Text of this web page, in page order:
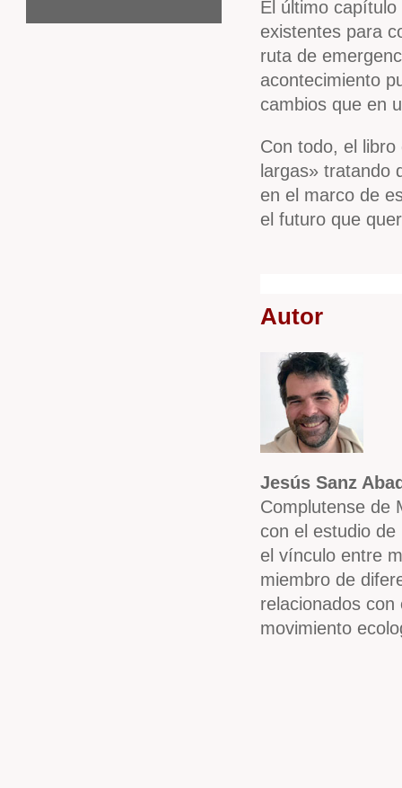
El último
existentes para
ruta de
acontecimiento
cambios que en
Con todo, el
largas» tratando
en el marco de
el futuro que
Autor
Jesús Sanz
Complutense de
con el estudio
el vínculo entre
miembro de
relacionados
movimiento